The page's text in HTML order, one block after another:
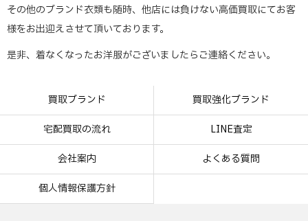
その他のブランド衣類も随時、他店には負けない高価買取にてお客
様をお出迎えさせて頂いております。
是非、着なくなったお洋服がございましたらご連絡ください。
買取ブランド 買取強化ブランド
宅配買取の流れ LINE査定
会社案内 よくある質問
個人情報保護方針